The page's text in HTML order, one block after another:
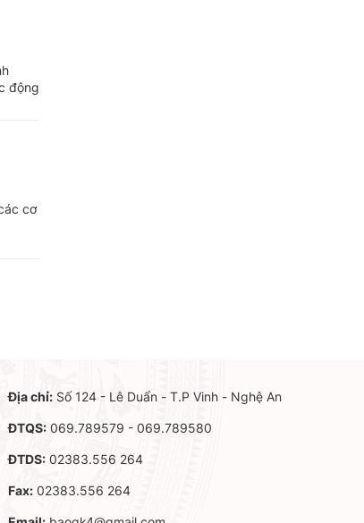
động
cơ
Địa chỉ:Số 124 - Lê Duẩn - T.P Vinh - Nghệ An
ĐTQS:069.789579 - 069.789580
ĐTDS:02383.556 264
Fax:02383.556 264